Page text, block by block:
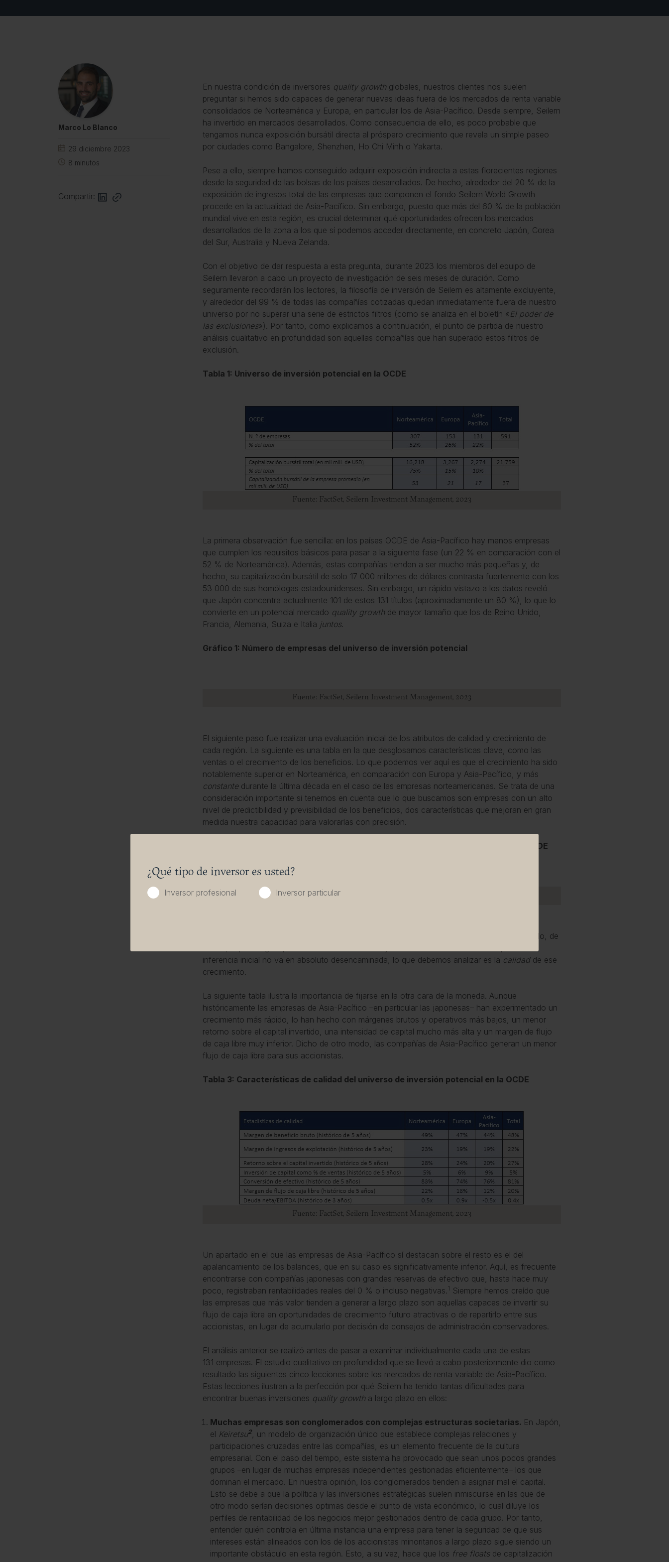
¿Qué tipo de inversor es usted?
Inversor profesional Inversor particular
Marco Lo Blanco
29 diciembre 2023
8 minutos
Compartir:
En nuestra condición de inversores quality growthglobales, nuestros clientes nos suelen
preguntar si hemos sido capaces de generar nuevas ideas fuera de los mercados de renta variable
consolidados de Norteamérica y Europa, en particular los de Asia-Pacífico. Desde siempre, Seilern
ha invertido en mercados desarrollados. Como consecuencia de ello, es poco probable que
tengamos nunca exposición bursátil directa al próspero crecimiento que revela un simple paseo
por ciudades como Bangalore, Shenzhen, Ho Chi Minh o Yakarta.
Pese a ello, siempre hemos conseguido adquirir exposición indirecta a estas florecientes regiones
desde la seguridad de las bolsas de los países desarrollados. De hecho, alrededor del 20 % de la
exposición de ingresos total de las empresas que componen el fondo Seilern World Growth
procede en la actualidad de Asia-Pacífico. Sin embargo, puesto que más del 60 % de la población
mundial vive en esta región, es crucial determinar qué oportunidades ofrecen los mercados
desarrollados de la zona a los que sí podemos acceder directamente, en concreto Japón, Corea
del Sur, Australia y Nueva Zelanda.
Con el objetivo de dar respuesta a esta pregunta, durante 2023 los miembros del equipo de
Seilern llevaron a cabo un proyecto de investigación de seis meses de duración. Como
seguramente recordarán los lectores, la filosofía de inversión de Seilern es altamente excluyente,
y alrededor del 99 % de todas las compañías cotizadas quedan inmediatamente fuera de nuestro
universo por no superar una serie de estrictos filtros (como se analiza en el boletín « El poder de
las exclusiones»). Por tanto, como explicamos a continuación, el punto de partida de nuestro
análisis cualitativo en profundidad son aquellas compañías que han superado estos filtros de
exclusión.
Tabla 1: Universo de inversión potencial en la OCDE
Fuente: FactSet, Seilern Investment Management, 2023
La primera observación fue sencilla: en los países OCDE de Asia-Pacífico hay menos empresas
que cumplen los requisitos básicos para pasar a la siguiente fase (un 22 % en comparación con el
52 % de Norteamérica). Además, estas compañías tienden a ser mucho más pequeñas y, de
hecho, su capitalización bursátil de solo 17 000 millones de dólares contrasta fuertemente con los
53 000 de sus homólogas estadounidenses. Sin embargo, un rápido vistazo a los datos reveló
que Japón concentra actualmente 101 de estos 131 títulos (aproximadamente un 80 %), lo que lo
convierte en un potencial mercado quality growthde mayor tamaño que los de Reino Unido,
Francia, Alemania, Suiza e Italia juntos.
Gráfico 1: Número de empresas del universo de inversión potencial
Fuente: FactSet, Seilern Investment Management, 2023
El siguiente paso fue realizar una evaluación inicial de los atributos de calidad y crecimiento de
cada región. La siguiente es una tabla en la que desglosamos características clave, como las
ventas o el crecimiento de los beneficios. Lo que podemos ver aquí es que el crecimiento ha sido
notablemente superior en Norteamérica, en comparación con Europa y Asia-Pacífico, y más
constantedurante la última década en el caso de las empresas norteamericanas. Se trata de una
consideración importante si tenemos en cuenta que lo que buscamos son empresas con un alto
nivel de predictibilidad y previsibilidad de los beneficios, dos características que mejoran en gran
medida nuestra capacidad para valorarlas con precisión.
Tabla 2: Características de crecimiento del universo de inversión potencial en la OCDE
Fuente: FactSet, Seilern Investment Management, 2023
Si atendemos exclusivamente a lo anterior, es fácil sacar la conclusión de que Europa ha sido, de
inferencia inicial no va en absoluto desencaminada, lo que debemos analizar es la calidadde ese
crecimiento.
La siguiente tabla ilustra la importancia de fijarse en la otra cara de la moneda. Aunque
históricamente las empresas de Asia-Pacífico –en particular las japonesas– han experimentado un
crecimiento más rápido, lo han hecho con márgenes brutos y operativos más bajos, un menor
retorno sobre el capital invertido, una intensidad de capital mucho más alta y un margen de flujo
de caja libre muy inferior. Dicho de otro modo, las compañías de Asia-Pacífico generan un menor
flujo de caja libre para sus accionistas.
Tabla 3: Características de calidad del universo de inversión potencial en la OCDE
Fuente: FactSet, Seilern Investment Management, 2023
Un apartado en el que las empresas de Asia-Pacífico sí destacan sobre el resto es el del
apalancamiento de los balances, que en su caso es significativamente inferior. Aquí, es frecuente
encontrarse con compañías japonesas con grandes reservas de efectivo que, hasta hace muy
poco, registraban rentabilidades reales del 0 % o incluso negativas.1 Siempre hemos creído que
las empresas que más valor tienden a generar a largo plazo son aquellas capaces de invertir su
flujo de caja libre en oportunidades de crecimiento futuro atractivas o de repartirlo entre sus
accionistas, en lugar de acumularlo por decisión de consejos de administración conservadores.
El análisis anterior se realizó antes de pasar a examinar individualmente cada una de estas
131 empresas. El estudio cualitativo en profundidad que se llevó a cabo posteriormente dio como
resultado las siguientes cinco lecciones sobre los mercados de renta variable de Asia-Pacífico.
Estas lecciones ilustran a la perfección por qué Seilern ha tenido tantas dificultades para
encontrar buenas inversiones quality growtha largo plazo en ellos:
Muchas empresas son conglomerados con complejas estructuras societarias. En Japón,
el Keiretsu2, un modelo de organización único que establece complejas relaciones y
participaciones cruzadas entre las compañías, es un elemento frecuente de la cultura
empresarial. Con el paso del tiempo, este sistema ha provocado que sean unos pocos grandes
grupos –en lugar de muchas empresas independientes gestionadas eficientemente– los que
dominan el mercado. En nuestra opinión, los conglomerados tienden a asignar mal el capital.
Esto se debe a que la política y las inversiones estratégicas suelen inmiscuirse en las que de
otro modo serían decisiones optimas desde el punto de vista económico, lo cual diluye los
perfiles de rentabilidad de los negocios mejor gestionados dentro de cada grupo. Por tanto,
entender quién controla en última instancia una empresa para tener la seguridad de que sus
intereses están alineados con los de los accionistas minoritarios a largo plazo sigue siendo un
importante obstáculo en esta región. Esto, a su vez, hace que los free floatsde capitalización